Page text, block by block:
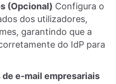
(Opcional) Configura o
dos utilizadores,
garantindo que a
do IdP para
e-mail empresariais